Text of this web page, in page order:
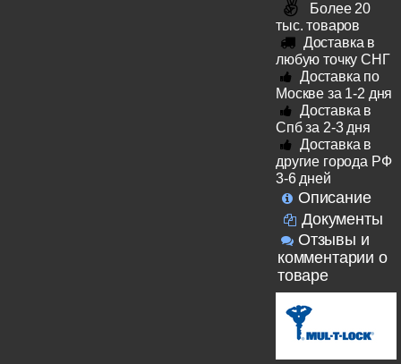
Более 20
тыс. товаров
Доставка в
любую точку СНГ
Доставка по
Москве за 1-2 дня
Доставка в
Спб за 2-3 дня
Доставка в
другие города РФ
3-6 дней
Описание
Документы
Отзывы и
комментарии о
товаре